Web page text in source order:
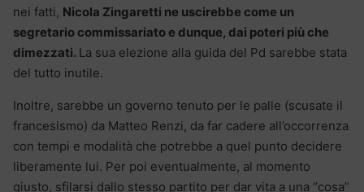
nei fatti, Nicola Zingaretti ne uscirebbe come un
segretario commissariato e dunque, dai poteri più che
dimezzati. La sua elezione alla guida del Pd sarebbe stata
del tutto inutile.
Inoltre, sarebbe un governo tenuto per le palle (scusate il
francesismo) da Matteo Renzi, da far cadere all’occorrenza
con tempi e modalità che potrebbe a quel punto decidere
liberamente lui. Per poi eventualmente, al momento
giusto, sfilarsi dallo stesso partito per dar vita a una “cosa”